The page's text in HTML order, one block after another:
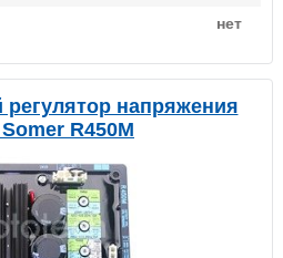
нет
регулятор напряжения
R450М